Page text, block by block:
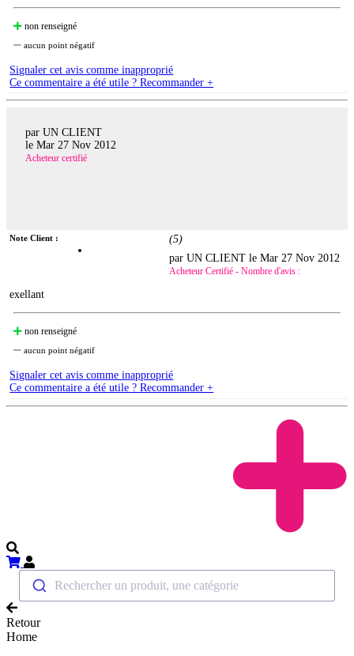
non renseigné
aucun point négatif
Signaler cet avis comme inapproprié
Ce commentaire a été utile ? Recommander +
par UN CLIENT
le Mar 27 Nov 2012
Acheteur certifié
Note Client : (5)
par UN CLIENT leMar 27 Nov 2012
Acheteur Certifié - Nombre d'avis :
exellant
non renseigné
aucun point négatif
Signaler cet avis comme inapproprié
Ce commentaire a été utile ? Recommander +
Rechercher un produit, une catégorie
Retour
Home